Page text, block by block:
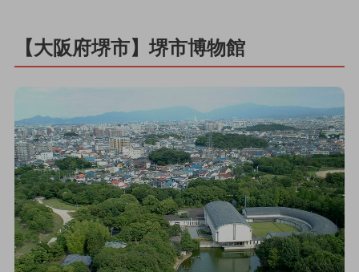
【大阪府堺市】堺市博物館